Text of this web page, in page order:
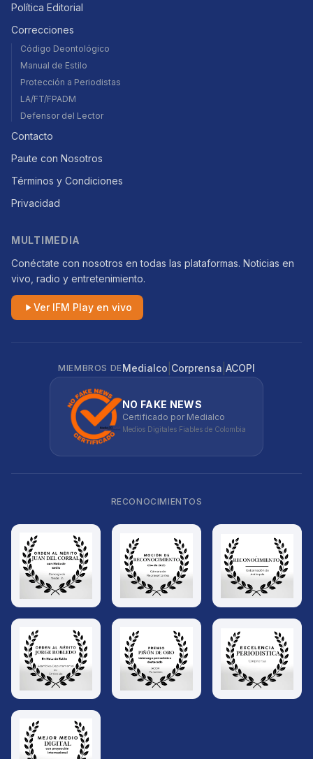
Política Editorial
Correcciones
Código Deontológico
Manual de Estilo
Protección a Periodistas
LA/FT/FPADM
Defensor del Lector
Contacto
Paute con Nosotros
Términos y Condiciones
Privacidad
MULTIMEDIA
Conéctate con nosotros en todas las plataformas. Noticias en
vivo, radio y entretenimiento.
Ver IFM Play en vivo
MIEMBROS DEMedialco Corprensa ACOPI
NO FAKE NEWS
Certificado por Medialco
Medios Digitales Fiables de Colombia
RECONOCIMIENTOS